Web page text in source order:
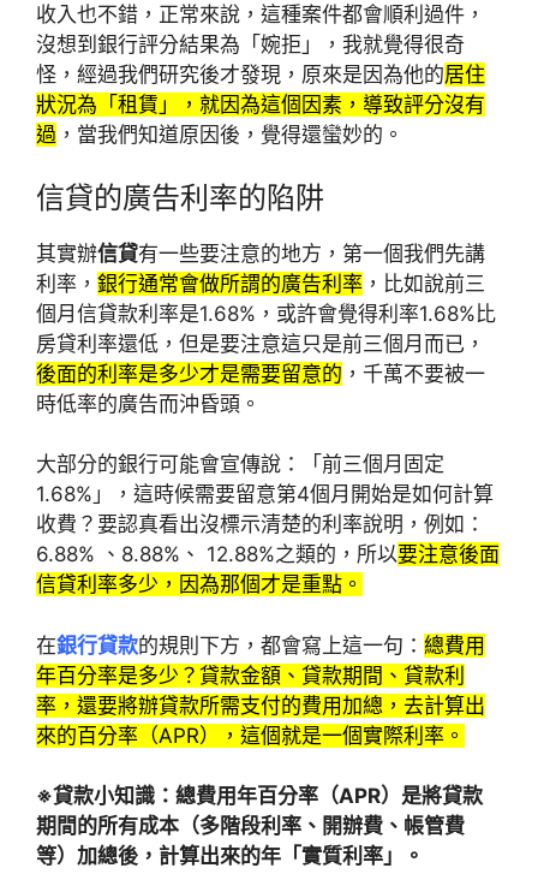
收入也不錯，正常來說，這種案件都會順利過件，
沒想到銀行評分結果為「婉拒」，我就覺得很奇
怪，經過我們研究後才發現，原來是因為他的居住
狀況為「租賃」，就因為這個因素，導致評分沒有
過 ，當我們知道原因後，覺得還蠻妙的。
信貸的廣告利率的陷阱
其實辦信貸有一些要注意的地方，第一個我們先講
利率， 銀行通常會做所謂的廣告利率 ，比如說前三
個月信貸款利率是1.68%，或許會覺得利率1.68%比
房貸利率還低，但是要注意這只是前三個月而已，
後面的利率是多少才是需要留意的 ，千萬不要被一
時低率的廣告而沖昏頭。
大部分的銀行可能會宣傳說：「前三個月固定
1.68%」，這時候需要留意第4個月開始是如何計算
收費？要認真看出沒標示清楚的利率說明，例如：
6.88% 、8.88%、 12.88%之類的，所以要注意後面
信貸利率多少，因為那個才是重點。
在銀行貸款的規則下方，都會寫上這一句： 總費用
年百分率是多少？貸款金額、貸款期間、貸款利
率，還要將辦貸款所需支付的費用加總，去計算出
來的百分率（APR），這個就是一個實際利率。
※貸款小知識：總費用年百分率（APR）是將貸款
期間的所有成本（多階段利率、開辦費、帳管費
等）加總後，計算出來的年「實質利率」。